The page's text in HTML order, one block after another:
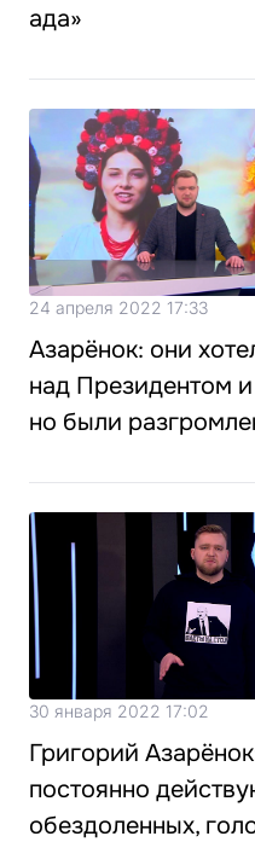
ада»
24 апреля 2022 17:33
Азарёнок: они
над Президентом
но были
30 января 2022 17:02
Григорий
постоянно
обездоленных,